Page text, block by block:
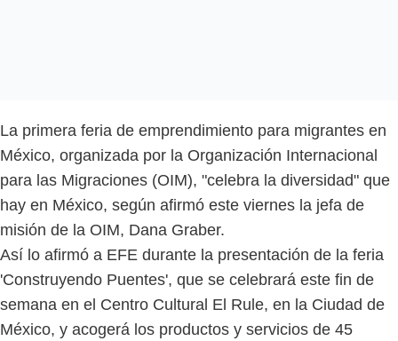
La primera feria de emprendimiento para migrantes en
México, organizada por la Organización Internacional
para las Migraciones (OIM), "celebra la diversidad" que
hay en México, según afirmó este viernes la jefa de
misión de la OIM, Dana Graber.
Así lo afirmó a EFE durante la presentación de la feria
'Construyendo Puentes', que se celebrará este fin de
semana en el Centro Cultural El Rule, en la Ciudad de
México, y acogerá los productos y servicios de 45